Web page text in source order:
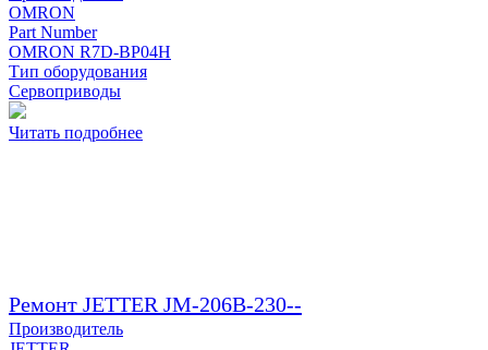
OMRON
Part Number
OMRON R7D-BP04H
Тип оборудования
Сервоприводы
Читать подробнее
Ремонт JETTER JM-206B-230--
Производитель